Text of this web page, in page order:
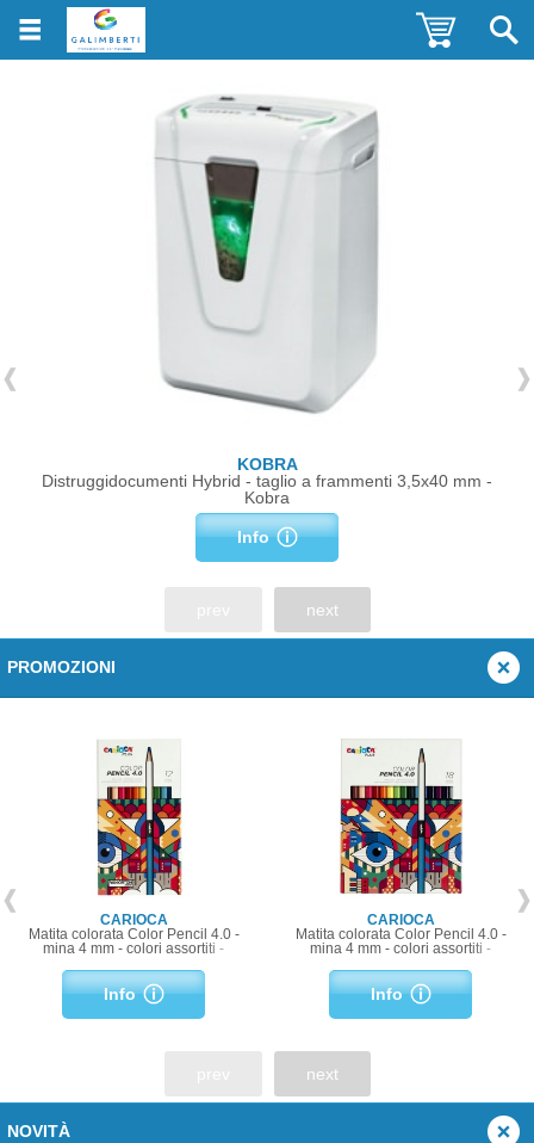
KOBRA
Distruggidocumenti Hybrid - taglio a frammenti 3,5x40 mm -
Kobra
Info
next
PROMOZIONI
CARIOCA
Matita colorata Color Pencil 4.0 -
mina 4 mm - colori assortiti -
Info
CARIOCA
Matita colorata Color Pencil 4.0 -
mina 4 mm - colori assortiti -
Info
next
NOVITÀ